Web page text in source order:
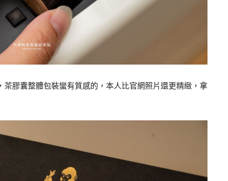
膠囊整體包裝蠻有質感的，本人比官網照片還更精緻，拿